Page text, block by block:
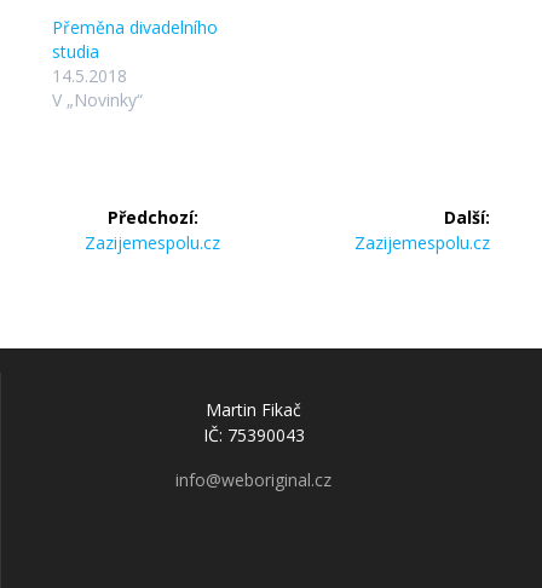
Přeměna divadelního
studia
14.5.2018
V „Novinky“
Předchozí:
Zazijemespolu.cz
Další:
Zazijemespolu.cz
Martin Fikač
IČ: 75390043
info@weboriginal.cz